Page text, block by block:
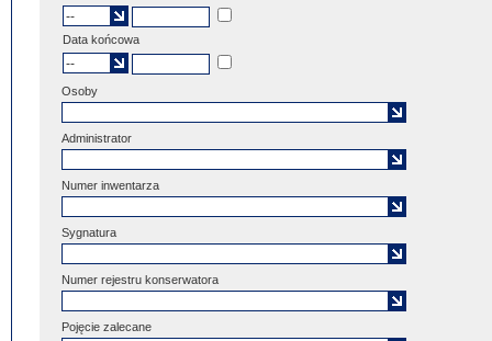
Data końcowa
Osoby
Administrator
Numer inwentarza
Sygnatura
Numer rejestru konserwatora
Pojęcie zalecane